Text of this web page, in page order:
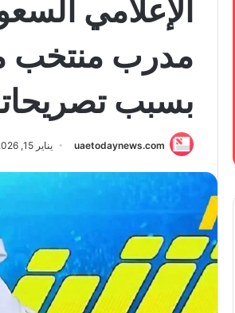
الإعلامي
مدرب
بسبب
uaetodaynews.com يناير 15, 2026